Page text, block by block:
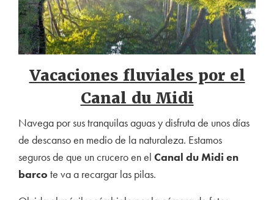
Vacaciones fluviales por el
Canal du Midi
Navega por sus tranquilas aguas y disfruta de unos días
de descanso en medio de la naturaleza. Estamos
seguros de que un crucero en el Canal du Midi en
barco te va a recargar las pilas.